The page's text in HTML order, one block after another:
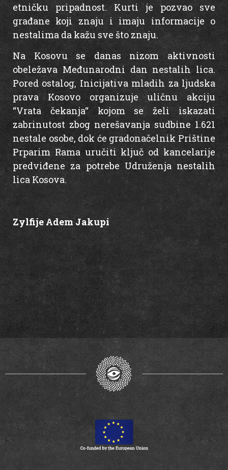
etničku pripadnost. Kurti je pozvao sve
građane koji znaju i imaju informacije o
nestalima da kažu sve što znaju.
Na Kosovu se danas nizom aktivnosti
obeležava Međunarodni dan nestalih lica.
Pored ostalog, Inicijativa mladih za ljudska
prava Kosovo organizuje uličnu akciju
“Vrata čekanja“ kojom se želi iskazati
zabrinutost zbog nerešavanja sudbine 1.621
nestale osobe, dok će gradonačelnik Prištine
Prparim Rama uručiti ključ od kancelarije
predviđene za potrebe Udruženja nestalih
lica Kosova.
Zylfije Adem Jakupi